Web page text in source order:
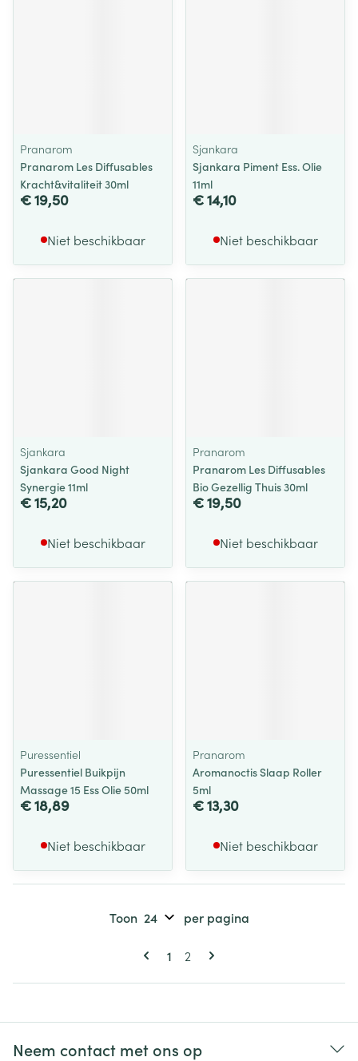
Pranarom
Pranarom Les Diffusables
Kracht&vitaliteit 30ml
€ 19,50
Niet beschikbaar
Sjankara
Sjankara Piment Ess. Olie
11ml
€ 14,10
Niet beschikbaar
Sjankara
Sjankara Good Night
Synergie 11ml
€ 15,20
Niet beschikbaar
Pranarom
Pranarom Les Diffusables
Bio Gezellig Thuis 30ml
€ 19,50
Niet beschikbaar
Puressentiel
Puressentiel Buikpijn
Massage 15 Ess Olie 50ml
€ 18,89
Niet beschikbaar
Pranarom
Aromanoctis Slaap Roller
5ml
€ 13,30
Niet beschikbaar
Pagina's
U lees momenteel pagina
1 Pagina
2
Toon per pagina
Neem contact met ons op